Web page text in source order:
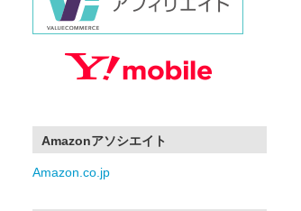
Amazonアソシエイト
Amazon.co.jp